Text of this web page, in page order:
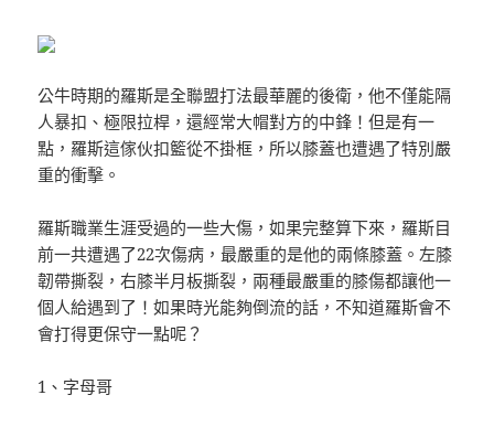
公牛時期的羅斯是全聯盟打法最華麗的後衛，他不僅能隔
人暴扣、極限拉桿，還經常大帽對方的中鋒！但是有一
點，羅斯這傢伙扣籃從不掛框，所以膝蓋也遭遇了特別嚴
重的衝擊。
羅斯職業生涯受過的一些大傷，如果完整算下來，羅斯目
前一共遭遇了22次傷病，最嚴重的是他的兩條膝蓋。左膝
韌帶撕裂，右膝半月板撕裂，兩種最嚴重的膝傷都讓他一
個人給遇到了！如果時光能夠倒流的話，不知道羅斯會不
會打得更保守一點呢？
1、字母哥